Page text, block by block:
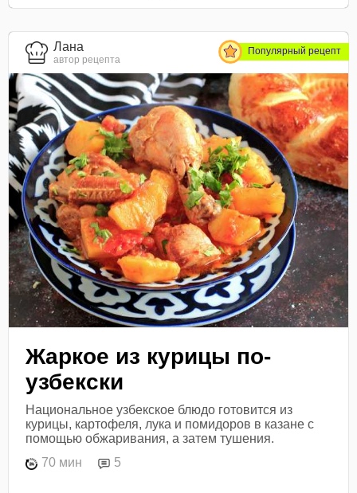
Лана
автор рецепта
Популярный рецепт
Жаркое из курицы по-
узбекски
Национальное узбекское блюдо готовится из
курицы, картофеля, лука и помидоров в казане с
помощью обжаривания, а затем тушения.
70 мин
5